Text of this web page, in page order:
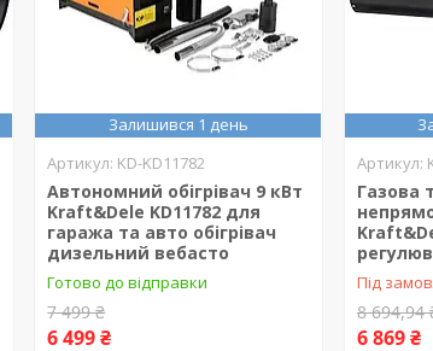
Залишився 1 день
KD-KD11782
Автономний обігрівач 9 кВт
Kraft&Dele KD11782 для
гаража та авто обігрівач
дизельний вебасто
Готово до відправки
7 499 ₴
6 499 ₴
Газова
Під
8 694,94
6 869 ₴